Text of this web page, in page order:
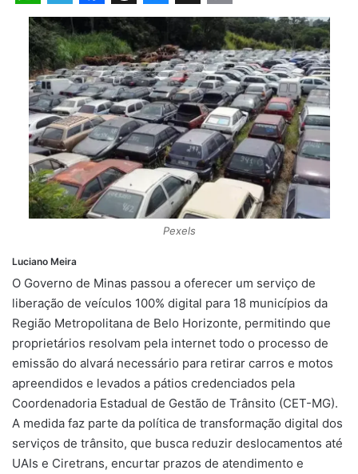
W
h
a
A
p
p
T
e
l
e
g
r
a
m
F
a
c
e
b
o
o
k
T
h
r
e
a
d
s
B
l
u
e
s
k
y
X C
o
p
y
L
i
n
Pexels
Luciano Meira
O Governo de Minas passou a oferecer um serviço de
liberação de veículos 100% digital para 18 municípios da
Região Metropolitana de Belo Horizonte, permitindo que
proprietários resolvam pela internet todo o processo de
emissão do alvará necessário para retirar carros e motos
apreendidos e levados a pátios credenciados pela
Coordenadoria Estadual de Gestão de Trânsito (CET-MG).
A medida faz parte da política de transformação digital dos
serviços de trânsito, que busca reduzir deslocamentos até
UAIs e Ciretrans, encurtar prazos de atendimento e